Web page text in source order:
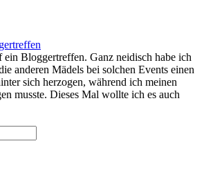
ein Bloggertreffen. Ganz neidisch habe ich
anderen Mädels bei solchen Events einen
sich herzogen, während ich meinen
musste. Dieses Mal wollte ich es auch